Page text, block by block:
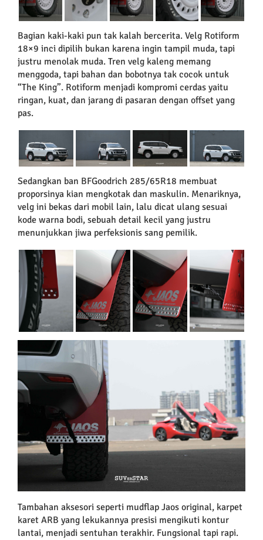
Bagian kaki-kaki pun tak kalah bercerita. Velg Rotiform
18×9 inci dipilih bukan karena ingin tampil muda, tapi
justru menolak muda. Tren velg kaleng memang
menggoda, tapi bahan dan bobotnya tak cocok untuk
“The King”. Rotiform menjadi kompromi cerdas yaitu
ringan, kuat, dan jarang di pasaran dengan offset yang
pas.
Sedangkan ban BFGoodrich 285/65R18 membuat
proporsinya kian mengkotak dan maskulin. Menariknya,
velg ini bekas dari mobil lain, lalu dicat ulang sesuai
kode warna bodi, sebuah detail kecil yang justru
menunjukkan jiwa perfeksionis sang pemilik.
Tambahan aksesori seperti mudflap Jaos original, karpet
karet ARB yang lekukannya presisi mengikuti kontur
lantai, menjadi sentuhan terakhir. Fungsional tapi rapi.